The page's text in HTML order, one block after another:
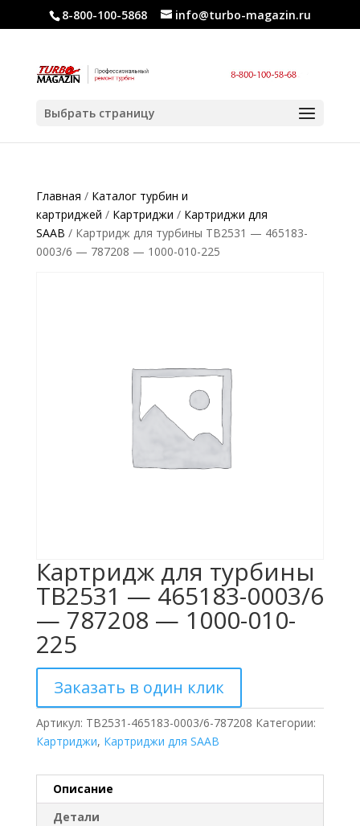
8-800-100-5868 info@turbo-magazin.ru
Выбрать страницу
Главная / Каталог турбин и
картриджей / Картриджи / Картриджи для
SAAB / Картридж для турбины TB2531 — 465183-
0003/6 — 787208 — 1000-010-225
Картридж для турбины
TB2531 — 465183-0003/6
— 787208 — 1000-010-
225
Заказать в один клик
Артикул: TB2531-465183-0003/6-787208 Категории:
Картриджи, Картриджи для SAAB
Описание
Детали